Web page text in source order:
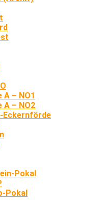
A – NO1
A – NO2
Eckernförde
Pokal
Pokal